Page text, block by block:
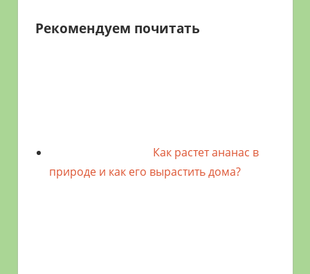
Рекомендуем почитать
Как растет ананас в
природе и как его вырастить дома?